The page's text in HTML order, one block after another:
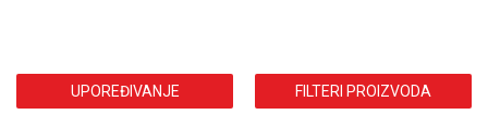
UPOREĐIVANJE FILTERI PROIZVODA